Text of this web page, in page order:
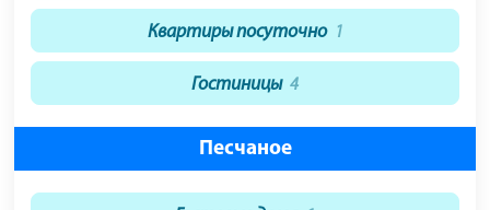
Квартиры посуточно 1
Гостиницы 4
Песчаное